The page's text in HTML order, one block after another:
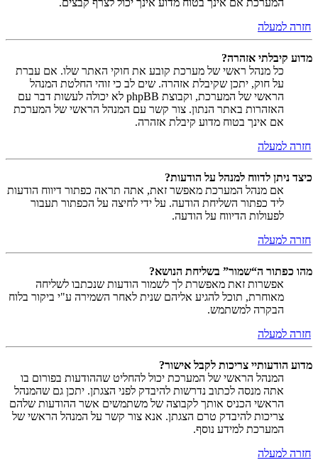
המערכת אם אינך בטוח מדוע אינך יכול לצרף קבצים.
חזרה למעלה
מדוע קיבלתי אזהרה?
כל מנהל ראשי של מערכת קובע את חוקי האתר שלו. אם עברת
על חוק, יתכן שקיבלת אזהרה. שים לב כי זוהי החלטת המנהל
הראשי של המערכת, וקבוצת phpBB לא יכולה לעשות דבר עם
האזהרות באתר הנתון. צור קשר עם המנהל הראשי של המערכת
אם אינך בטוח מדוע קיבלת אזהרה.
חזרה למעלה
כיצד ניתן לדווח למנהל על הודעות?
אם מנהל המערכת מאפשר זאת, אתה תראה כפתור דיווח הודעות
ליד כפתור השליחת הודעה. על ידי לחיצה על הכפתור תעבור
לפעולות הדיווח על הודעה.
חזרה למעלה
מהו כפתור ה“שמור” בשליחת הנושא?
אפשרות זאת מאפשרת לך לשמור הודעות שנכתבו לשליחה
מאוחרת, תוכל להגיע אליהם שנית לאחר השמירה ע"י ביקור בלוח
הבקרה למשתמש.
חזרה למעלה
מדוע הודעותיי צריכות לקבל אישור?
המנהל הראשי של המערכת יכול להחליט שההודעות בפורום בו
אתה מנסה לכתוב נדרשות להיבדק לפני הצגתן. יתכן גם שהמנהל
הראשי הכניס אותך לקבוצה של משתמשים אשר ההודעות שלהם
צריכות להיבדק טרם הצגתן. אנא צור קשר על המנהל הראשי של
המערכת למידע נוסף.
חזרה למעלה